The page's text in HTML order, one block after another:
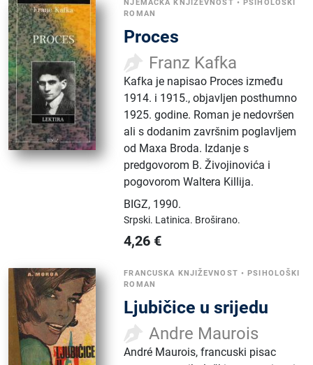
NJEMAČKA KNJIŽEVNOST •PSIHOLOŠKI
ROMAN
Proces
Franz Kafka
Kafka je napisao Proces između
1914. i 1915., objavljen posthumno
1925. godine. Roman je nedovršen
ali s dodanim završnim poglavljem
od Maxa Broda. Izdanje s
predgovorom B. Živojinovića i
pogovorom Waltera Killija.
BIGZ, 1990.
Srpski. Latinica. Broširano.
4,26 €
FRANCUSKA KNJIŽEVNOST •PSIHOLOŠKI
ROMAN
Ljubičice u srijedu
Andre Maurois
André Maurois, francuski pisac